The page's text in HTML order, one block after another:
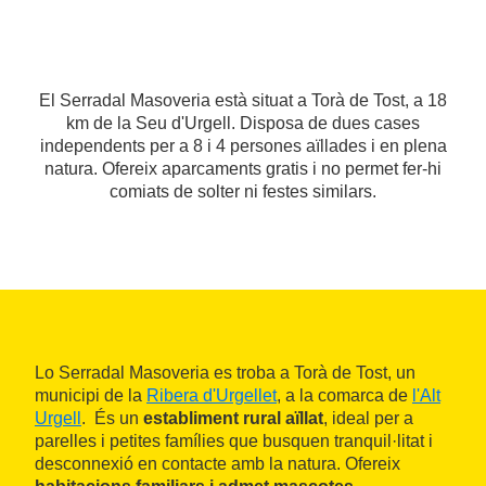
El Serradal Masoveria està situat a Torà de Tost, a 18
km de la Seu d'Urgell. Disposa de dues cases
independents per a 8 i 4 persones aïllades i en plena
natura. Ofereix aparcaments gratis i no permet fer-hi
comiats de solter ni festes similars.
Lo Serradal Masoveria es troba a Torà de Tost, un
municipi de la Ribera d'Urgellet, a la comarca de l'Alt
Urgell . És un establiment rural aïllat, ideal per a
parelles i petites famílies que busquen tranquil·litat i
desconnexió en contacte amb la natura. Ofereix